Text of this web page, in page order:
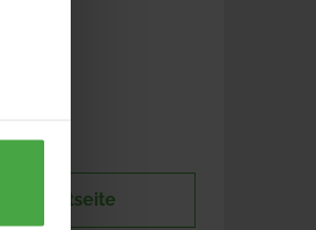
Standortseite